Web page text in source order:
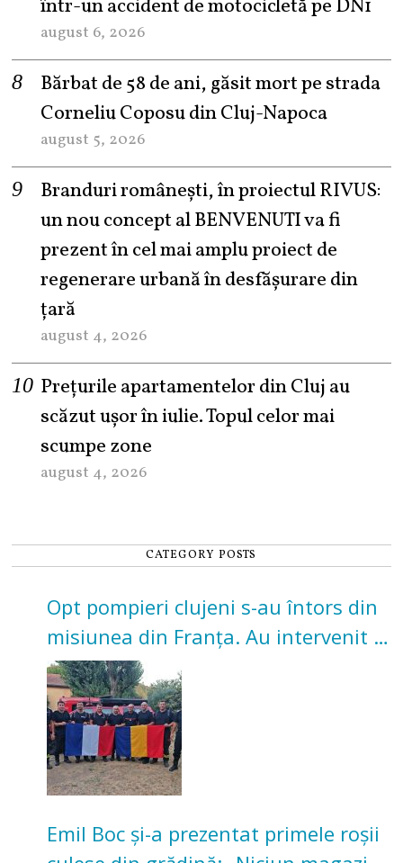
într-un accident de motocicletă pe DN1
august 6, 2026
Bărbat de 58 de ani, găsit mort pe strada
Corneliu Coposu din Cluj-Napoca
august 5, 2026
Branduri românești, în proiectul RIVUS:
un nou concept al BENVENUTI va fi
prezent în cel mai amplu proiect de
regenerare urbană în desfășurare din
țară
august 4, 2026
Prețurile apartamentelor din Cluj au
scăzut ușor în iulie. Topul celor mai
scumpe zone
august 4, 2026
CATEGORY POSTS
Opt pompieri clujeni s-au întors din
misiunea din Franța. Au intervenit la
incendii de vegetație și pădure
Emil Boc și-a prezentat primele roșii